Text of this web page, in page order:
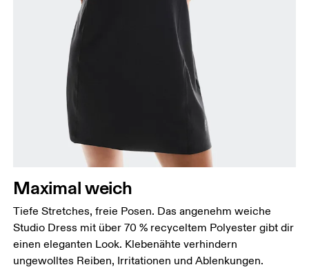
Brustumfang
Miss an der Stelle, an der dein Brustumfang am
grössten ist. Achte darauf, das Massband gerade zu
Maximal weich
Tiefe Stretches, freie Posen. Das angenehm weiche
Studio Dress mit über 70 % recyceltem Polyester gibt dir
einen eleganten Look. Klebenähte verhindern
ungewolltes Reiben, Irritationen und Ablenkungen.